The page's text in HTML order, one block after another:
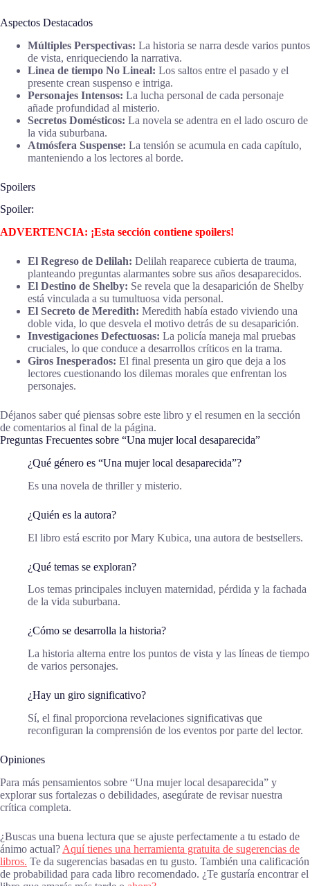
Aspectos Destacados
Múltiples Perspectivas: La historia se narra desde varios puntos
de vista, enriqueciendo la narrativa.
Linea de tiempo No Lineal: Los saltos entre el pasado y el
presente crean suspenso e intriga.
Personajes Intensos: La lucha personal de cada personaje
añade profundidad al misterio.
Secretos Domésticos: La novela se adentra en el lado oscuro de
la vida suburbana.
Atmósfera Suspense: La tensión se acumula en cada capítulo,
manteniendo a los lectores al borde.
Spoilers
Spoiler:
ADVERTENCIA: ¡Esta sección contiene spoilers!
El Regreso de Delilah: Delilah reaparece cubierta de trauma,
planteando preguntas alarmantes sobre sus años desaparecidos.
El Destino de Shelby: Se revela que la desaparición de Shelby
está vinculada a su tumultuosa vida personal.
El Secreto de Meredith: Meredith había estado viviendo una
doble vida, lo que desvela el motivo detrás de su desaparición.
Investigaciones Defectuosas: La policía maneja mal pruebas
cruciales, lo que conduce a desarrollos críticos en la trama.
Giros Inesperados: El final presenta un giro que deja a los
lectores cuestionando los dilemas morales que enfrentan los
personajes.
Déjanos saber qué piensas sobre este libro y el resumen en la sección
de comentarios al final de la página.
Preguntas Frecuentes sobre “Una mujer local desaparecida”
¿Qué género es “Una mujer local desaparecida”?
Es una novela de thriller y misterio.
¿Quién es la autora?
El libro está escrito por Mary Kubica, una autora de bestsellers.
¿Qué temas se exploran?
Los temas principales incluyen maternidad, pérdida y la fachada
de la vida suburbana.
¿Cómo se desarrolla la historia?
La historia alterna entre los puntos de vista y las líneas de tiempo
de varios personajes.
¿Hay un giro significativo?
Sí, el final proporciona revelaciones significativas que
reconfiguran la comprensión de los eventos por parte del lector.
Opiniones
Para más pensamientos sobre “Una mujer local desaparecida” y
explorar sus fortalezas o debilidades, asegúrate de revisar nuestra
crítica completa.
¿Buscas una buena lectura que se ajuste perfectamente a tu estado de
ánimo actual? Aquí tienes una herramienta gratuita de sugerencias de
libros. Te da sugerencias basadas en tu gusto. También una calificación
de probabilidad para cada libro recomendado. ¿Te gustaría encontrar el